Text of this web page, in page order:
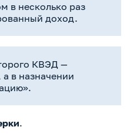
в несколько раз
доход.
КВЭД —
в назначении
.